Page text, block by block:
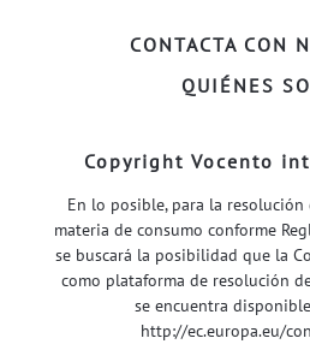
CONTACTA CON
QUIÉNES
Copyright Vocento
En lo posible, para la
materia de consumo conforme
se buscará la posibilidad que la
como plataforma de resolución
se encuentra
http://ec.europa.eu/